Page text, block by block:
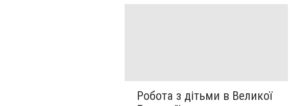
Робота з дітьми в Великої